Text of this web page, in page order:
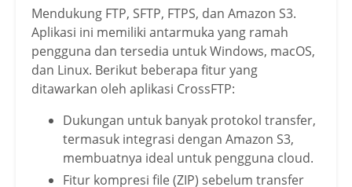
Mendukung FTP, SFTP, FTPS, dan Amazon S3.
Aplikasi ini memiliki antarmuka yang ramah
pengguna dan tersedia untuk Windows, macOS,
dan Linux. Berikut beberapa fitur yang
ditawarkan oleh aplikasi CrossFTP:
Dukungan untuk banyak protokol transfer,
termasuk integrasi dengan Amazon S3,
membuatnya ideal untuk pengguna cloud.
Fitur kompresi file (ZIP) sebelum transfer